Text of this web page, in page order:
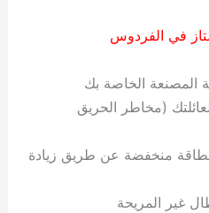
في الفردوس
الخاصة بك
(مخاطر الحريق
منخفضة عن طريق زيادة
غير المريحة